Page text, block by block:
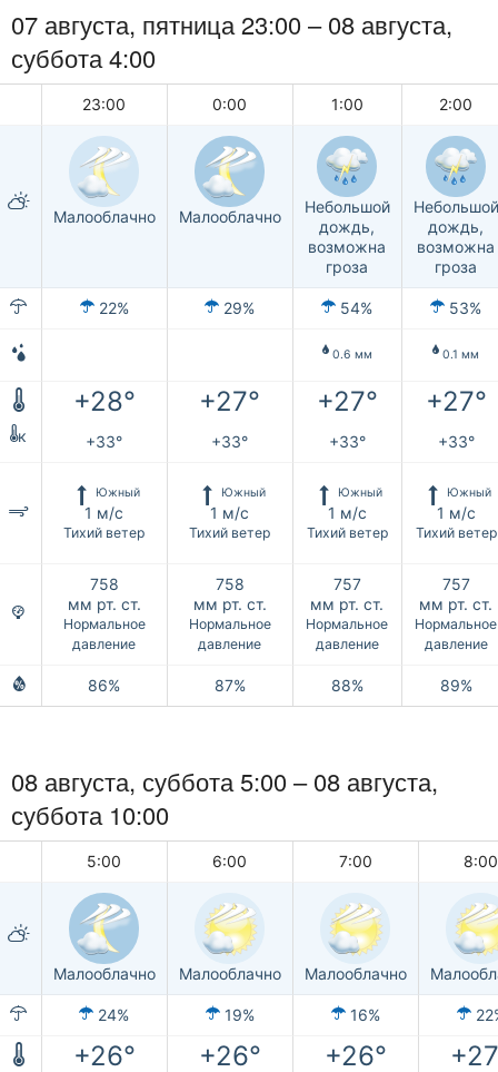
07 августа, пятница 23:00 –08 августа,
суббота4:00
23:00 0:00 1:00 2:00
Малооблачно Малооблачно
Небольшой
дождь,
возможна
гроза
Небольшой
дождь,
возможна
гроза
22% 29% 54% 53%
0.6 мм 0.1 мм
+28° +27° +27° +27°
к +33° +33° +33° +33°
Южный
1 м/с
Тихий ветер
Южный
1 м/с
Тихий ветер
Южный
1 м/с
Тихий ветер
Южный
1 м/с
Тихий ветер
758
мм рт. ст.
Нормальное
давление
758
мм рт. ст.
Нормальное
давление
757
мм рт. ст.
Нормальное
давление
757
мм рт. ст.
Нормальное
давление
86% 87% 88% 89%
08 августа, суббота 5:00 –08 августа,
суббота 10:00
5:00 6:00 7:00 8:00
Малооблачно Малооблачно Малооблачно
24% 19% 16%
+26° +26° +26°